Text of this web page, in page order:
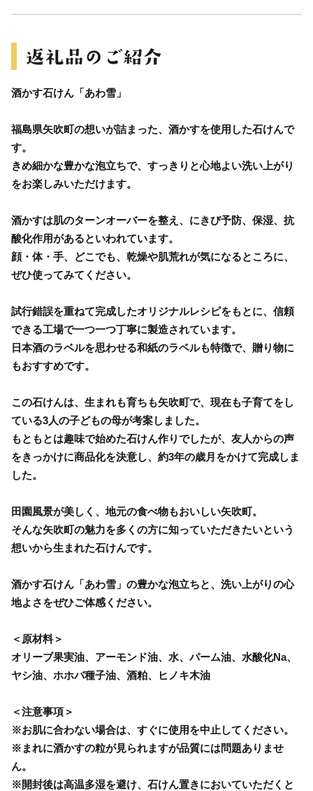
酒かす石けん「あわ雪」
福島県矢吹町の想いが詰まった、酒かすを使用した石けんで
す。
きめ細かな豊かな泡立ちで、すっきりと心地よい洗い上がり
をお楽しみいただけます。
酒かすは肌のターンオーバーを整え、にきび予防、保湿、抗
酸化作用があるといわれています。
顔・体・手、どこでも、乾燥や肌荒れが気になるところに、
ぜひ使ってみてください。
試行錯誤を重ねて完成したオリジナルレシピをもとに、信頼
できる工場で一つ一つ丁寧に製造されています。
日本酒のラベルを思わせる和紙のラベルも特徴で、贈り物に
もおすすめです。
この石けんは、生まれも育ちも矢吹町で、現在も子育てをし
ている3人の子どもの母が考案しました。
もともとは趣味で始めた石けん作りでしたが、友人からの声
をきっかけに商品化を決意し、約3年の歳月をかけて完成しま
した。
田園風景が美しく、地元の食べ物もおいしい矢吹町。
そんな矢吹町の魅力を多くの方に知っていただきたいという
想いから生まれた石けんです。
酒かす石けん「あわ雪」の豊かな泡立ちと、洗い上がりの心
地よさをぜひご体感ください。
＜原材料＞
オリーブ果実油、アーモンド油、水、パーム油、水酸化Na、
ヤシ油、ホホバ種子油、酒粕、ヒノキ木油
＜注意事項＞
※お肌に合わない場合は、すぐに使用を中止してください。
※まれに酒かすの粒が見られますが品質には問題ありませ
ん。
※開封後は高温多湿を避け、石けん置きにおいていただくと